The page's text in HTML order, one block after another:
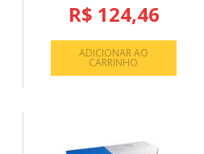
R$ 124,46
ADICIONAR AO
CARRINHO